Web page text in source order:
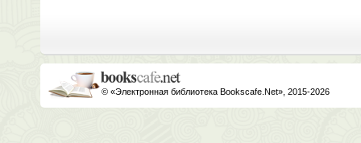
© «Электронная библиотека Bookscafe.Net», 2015-2026